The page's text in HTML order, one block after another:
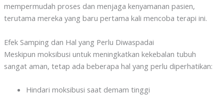
mempermudah proses dan menjaga kenyamanan pasien,
terutama mereka yang baru pertama kali mencoba terapi ini.
Efek Samping dan Hal yang Perlu Diwaspadai
Meskipun moksibusi untuk meningkatkan kekebalan tubuh
sangat aman, tetap ada beberapa hal yang perlu diperhatikan:
Hindari moksibusi saat demam tinggi